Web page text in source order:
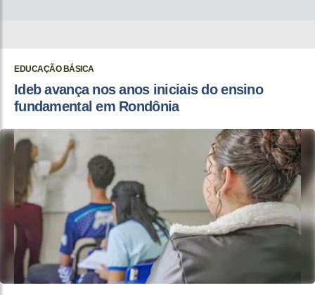
EDUCAÇÃO BÁSICA
Ideb avança nos anos iniciais do ensino
fundamental em Rondônia